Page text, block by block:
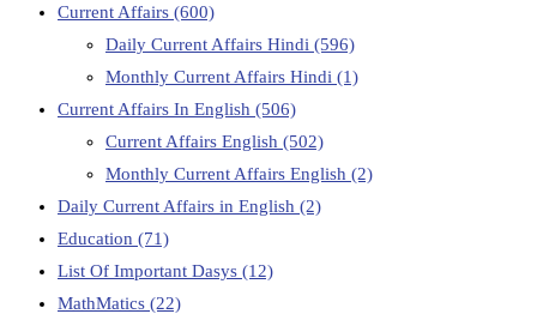
Current Affairs (600)
Daily Current Affairs Hindi (596)
Monthly Current Affairs Hindi (1)
Current Affairs In English (506)
Current Affairs English (502)
Monthly Current Affairs English (2)
Daily Current Affairs in English (2)
Education (71)
List Of Important Dasys (12)
MathMatics (22)